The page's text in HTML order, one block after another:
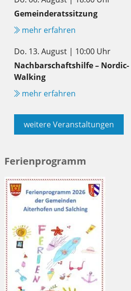
Gemeinderatssitzung
mehr erfahren
Do. 13. August | 10:00 Uhr
Nachbarschaftshilfe – Nordic-
Walking
mehr erfahren
weitere Veranstaltungen
Ferienprogramm